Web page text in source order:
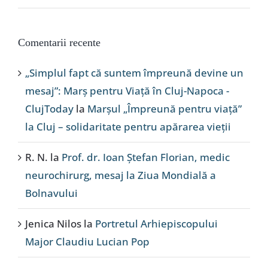
Comentarii recente
„Simplul fapt că suntem împreună devine un
mesaj”: Marș pentru Viață în Cluj-Napoca -
ClujToday la Marșul „Împreună pentru viață”
la Cluj – solidaritate pentru apărarea vieții
R. N. la Prof. dr. Ioan Ștefan Florian, medic
neurochirurg, mesaj la Ziua Mondială a
Bolnavului
Jenica Nilos la Portretul Arhiepiscopului
Major Claudiu Lucian Pop